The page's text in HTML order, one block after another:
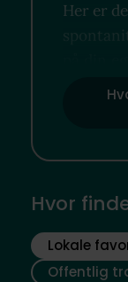
Her er
Hvor
Lokale
Offentlig